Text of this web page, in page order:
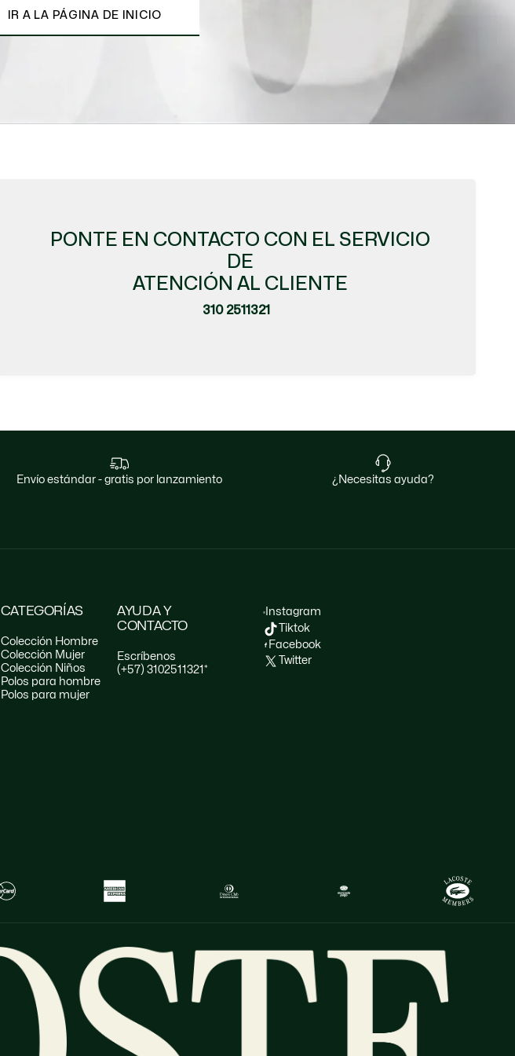
IR A LA PÁGINA DE INICIO
PONTE EN CONTACTO CON EL SERVICIO
DE
ATENCIÓN AL CLIENTE
310 2511321
envío estándar - gratis por lanzamiento ¿necesitas ayuda?
Instagram
Tiktok
Facebook
Twitter
AYUDA Y
CONTACTO
Escríbenos
(+57) 3102511321*
CATEGORÍAS
Colección Hombre
Colección Mujer
Colección Niños
Polos para hombre
Polos para mujer